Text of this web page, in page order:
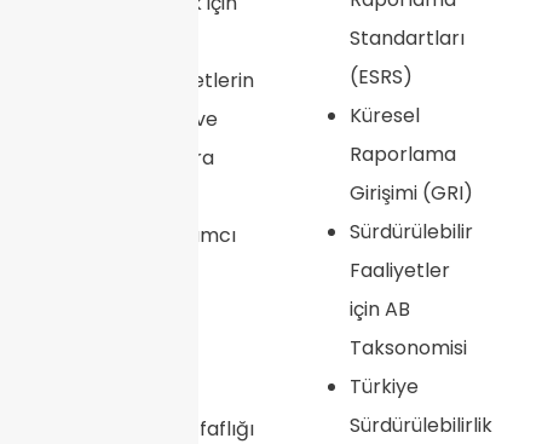
sağlayarak şirketlerin
hesap verebilir ve
gelişen zorluklara
kalmasına yardımcı
iletmelerine, şeffaflığı
Standartları
(ESRS)
Küresel
Raporlama
Girişimi (GRI)
Sürdürülebilir
Faaliyetler
için AB
Taksonomisi
Türkiye
Sürdürülebilirlik